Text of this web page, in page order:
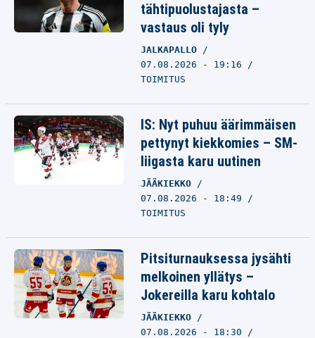
tähtipuolustajasta –
vastaus oli tyly
JALKAPALLO
07.08.2026 - 19:16
TOIMITUS
IS: Nyt puhuu äärimmäisen
pettynyt kiekkomies – SM-
liigasta karu uutinen
JÄÄKIEKKO
07.08.2026 - 18:49
TOIMITUS
Pitsiturnauksessa jysähti
melkoinen yllätys –
Jokereilla karu kohtalo
JÄÄKIEKKO
07.08.2026 - 18:30